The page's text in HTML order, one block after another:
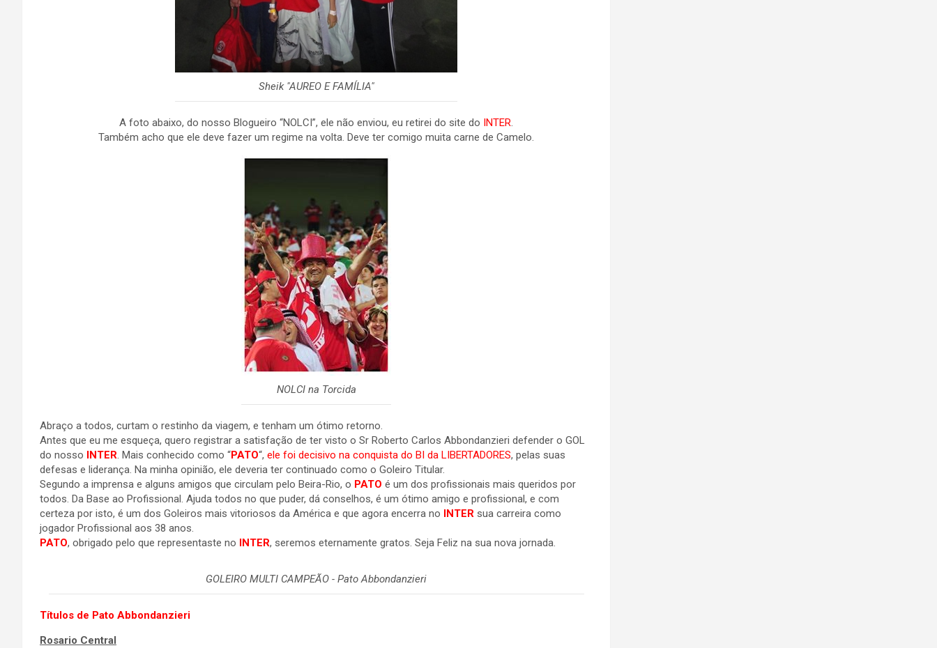
Sheik "AUREO E FAMÍLIA"
A foto abaixo, do nosso Blogueiro “NOLCI”, ele não enviou, eu retirei do site do INTER.
Também acho que ele deve fazer um regime na volta. Deve ter comigo muita carne de Camelo.
NOLCI na Torcida
Abraço a todos, curtam o restinho da viagem, e tenham um ótimo retorno.
Antes que eu me esqueça, quero registrar a satisfação de ter visto o Sr Roberto Carlos Abbondanzieri defender o GOL
do nosso INTER. Mais conhecido como “PATO“, ele foi decisivo na conquista do BI da LIBERTADORES, pelas suas
defesas e liderança. Na minha opinião, ele deveria ter continuado como o Goleiro Titular.
Segundo a imprensa e alguns amigos que circulam pelo Beira-Rio, o PATO é um dos profissionais mais queridos por
todos. Da Base ao Profissional. Ajuda todos no que puder, dá conselhos, é um ótimo amigo e profissional, e com
certeza por isto, é um dos Goleiros mais vitoriosos da América e que agora encerra no INTER sua carreira como
jogador Profissional aos 38 anos.
PATO, obrigado pelo que representaste no INTER, seremos eternamente gratos. Seja Feliz na sua nova jornada.
GOLEIRO MULTI CAMPEÃO - Pato Abbondanzieri
Títulos de Pato Abbondanzieri
Rosario Central